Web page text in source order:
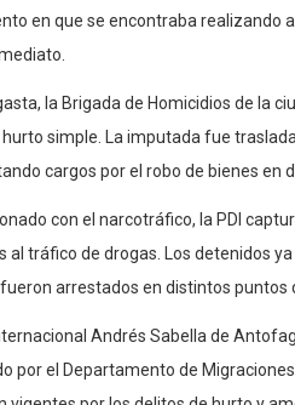
en que se encontraba realizando
la Brigada de Homicidios de la
simple. La imputada fue
cargos por el robo de bienes en
con el narcotráfico, la PDI
al tráfico de drogas. Los detenidos
arrestados en distintos puntos
Andrés Sabella de
por el Departamento de